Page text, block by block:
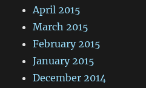
April 2015
March 2015
February 2015
January 2015
December 2014